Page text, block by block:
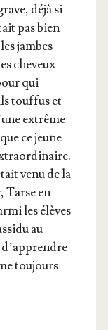
déjà si
pas bien
jambes
che­veux
qui
touf­fus et
extrême
ce jeune
venu de la
Tarse en
les élèves
au
tou­jours